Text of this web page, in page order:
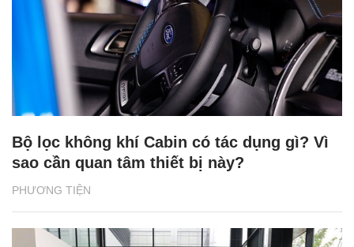
PHƯƠNG TIỆN
Bộ lọc không khí Cabin có tác dụng gì? Vì
sao cần quan tâm thiết bị này?